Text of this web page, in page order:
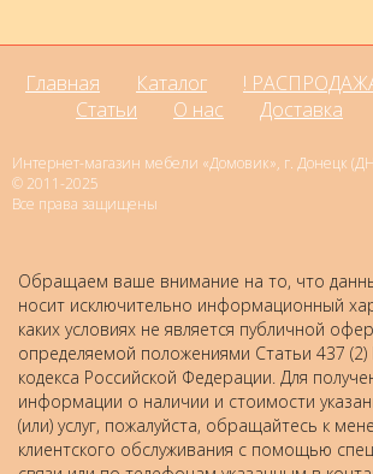
Главная Каталог !
Статьи
О нас Доставка
Интернет-магазин мебели «Домовик», г. Донецк
© 2011-2025
Все права защищены
Обращаем ваше внимание на то, что
носит исключительно информационный
каких условиях не является публичной
определяемой положениями Статьи 437 (2)
кодекса Российской Федерации. Для
информации о наличии и стоимости
(или) услуг, пожалуйста, обращайтесь к
клиентского обслуживания с помощью